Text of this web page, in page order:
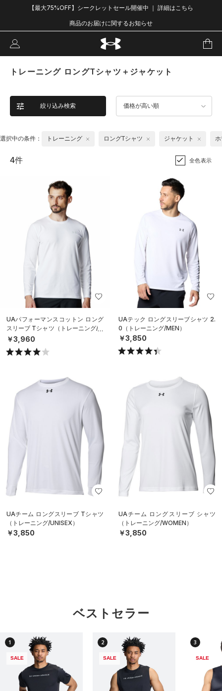
【最大75%OFF】シークレットセール開催中 ｜ 詳細はこちら
商品のお届けに関するお知らせ
トレーニング ロングTシャツ＋ジャケット
絞り込み検索 価格が高い順
選択中の条件： トレーニング ロングTシャツ ジャケット
4件 全色表示
UAパフォーマンスコットン ロング
スリーブ Tシャツ（トレーニング/M
EN）
￥3,960
UAテック ロングスリーブシャツ 2.
0（トレーニング/MEN）
￥3,850
UAチーム ロングスリーブ Tシャツ
（トレーニング/UNISEX）
￥3,850
UAチーム ロングスリーブ シャツ
（トレーニング/WOMEN）
￥3,850
ベストセラー
1
SALE
2
SALE
3
SALE